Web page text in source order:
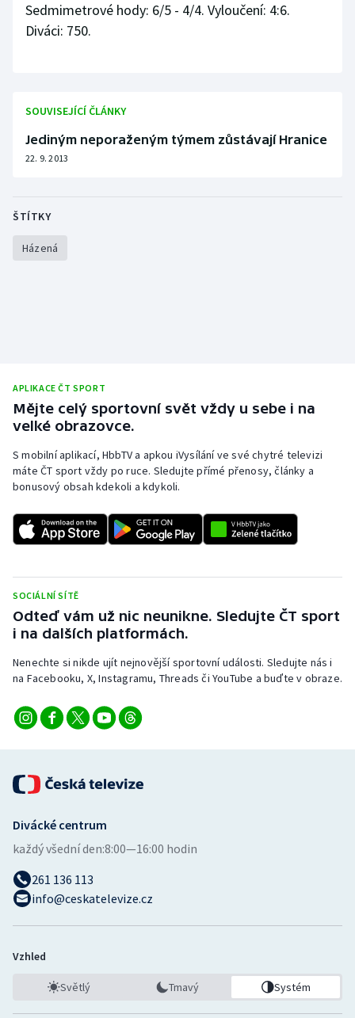
Parasport
Short track
Veslování
Vodní slalom
Volejbal
Ostatní
Sedmimetrové hody: 6/5 - 4/4. Vyloučení: 4:6.
Diváci: 750.
SOUVISEJÍCÍ ČLÁNKY
Jediným neporaženým týmem zůstávají Hranice
22. 9. 2013
ŠTÍTKY
Házená
APLIKACE ČT SPORT
Mějte celý sportovní svět vždy u sebe i na
velké obrazovce.
S mobilní aplikací, HbbTV a apkou iVysílání ve své chytré televizi
máte ČT sport vždy po ruce. Sledujte přímé přenosy, články a
bonusový obsah kdekoli a kdykoli.
SOCIÁLNÍ SÍTĚ
Odteď vám už nic neunikne. Sledujte ČT sport
i na dalších platformách.
Nenechte si nikde ujít nejnovější sportovní události. Sledujte nás i
na Facebooku, X, Instagramu, Threads či YouTube a buďte v obraze.
Divácké centrum
každý všední den:8:00—16:00 hodin
261 136 113
info@ceskatelevize.cz
Vzhled
Světlý Tmavý Systém